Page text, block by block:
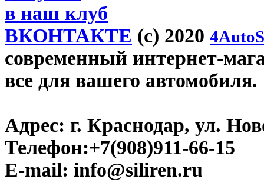
в наш клуб
ВКОНТАКТЕ (c) 2020
современный интернет-
все для вашего автомобиля.
Адрес: г. Краснодар, ул.
Телефон:+7(908)911-66-15
E-mail: info@siliren.ru